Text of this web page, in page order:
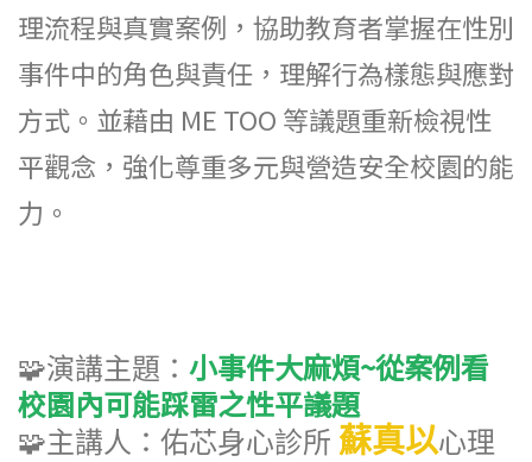
理流程與真實案例，協助教育者掌握在性別
事件中的角色與責任，理解行為樣態與應對
方式。並藉由 ME TOO 等議題重新檢視性
平觀念，強化尊重多元與營造安全校園的能
力。
🧩演講主題： 小事件大麻煩~從案例看
校園內可能踩雷之性平議題
🧩主講人：佑芯身心診所 蘇真以心理